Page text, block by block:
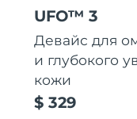
UFO™ 3
Девайс для
и глубокого
кожи
$ 329